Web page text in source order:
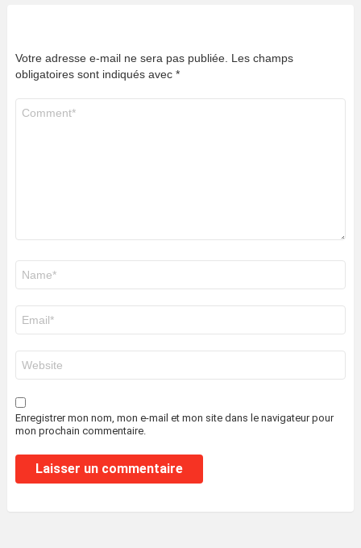
Votre adresse e-mail ne sera pas publiée. Les champs
obligatoires sont indiqués avec *
mail
*
web
Enregistrer mon nom, mon e-mail et mon site dans le navigateur pour
mon prochain commentaire.